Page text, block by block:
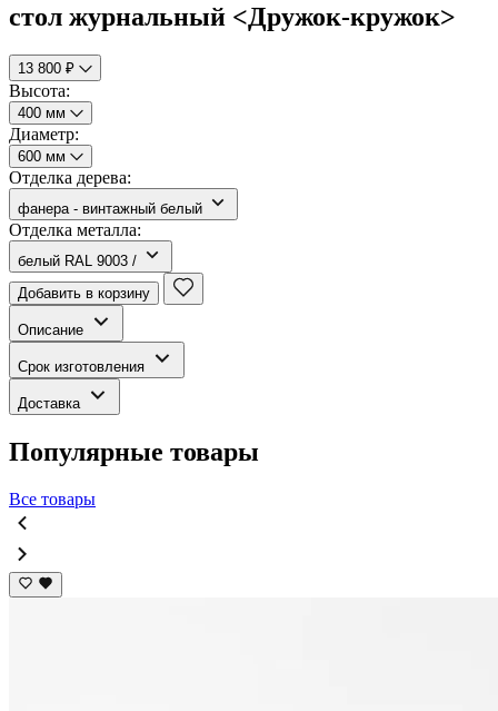
стол журнальный <Дружок-кружок>
13 800 ₽
Высота:
400 мм
Диаметр:
600 мм
Отделка дерева:
фанера - винтажный белый
Отделка металла:
белый RAL 9003 /
Добавить в корзину
Описание
Срок изготовления
Доставка
Популярные товары
Все товары